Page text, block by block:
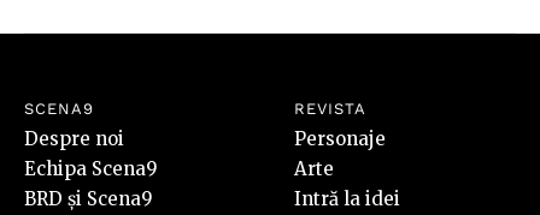
SCENA9
Despre noi
Echipa Scena9
BRD și Scena9
REVISTA
Personaje
Arte
Intră la idei